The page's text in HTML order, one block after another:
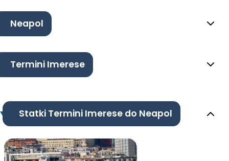
Neapol
Termini Imerese
Statki Termini Imerese do Neapol